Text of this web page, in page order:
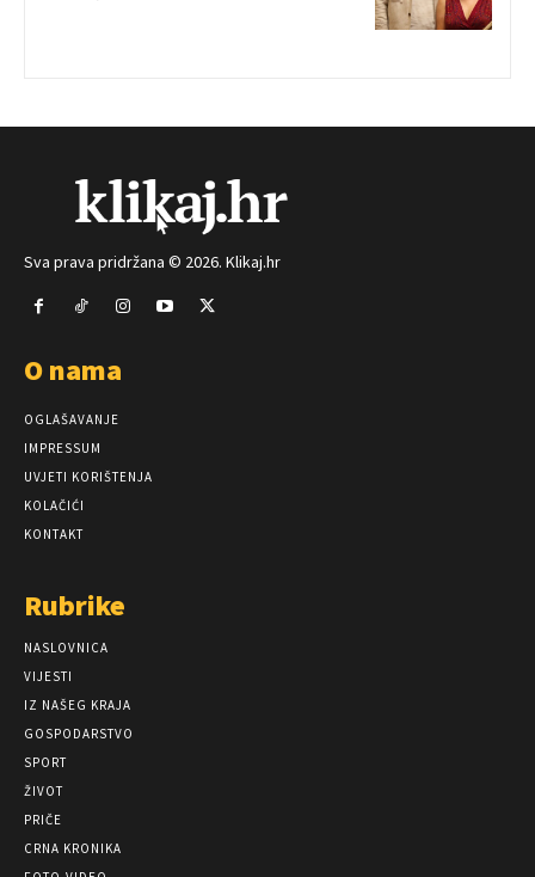
Sva prava pridržana © 2026. Klikaj.hr
O nama
OGLAŠAVANJE
IMPRESSUM
UVJETI KORIŠTENJA
KOLAČIĆI
KONTAKT
Rubrike
NASLOVNICA
VIJESTI
IZ NAŠEG KRAJA
GOSPODARSTVO
SPORT
ŽIVOT
PRIČE
CRNA KRONIKA